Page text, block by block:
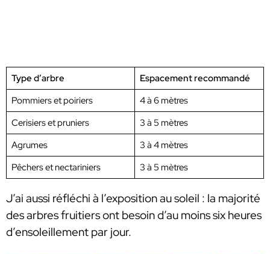
Type d’arbre
Espacement recommandé
Pommiers et poiriers
4 à 6 mètres
Cerisiers et pruniers
3 à 5 mètres
Agrumes
3 à 4 mètres
Pêchers et nectariniers
3 à 5 mètres
J’ai aussi réfléchi à l’exposition au soleil : la majorité
des arbres fruitiers ont besoin d’au moins six heures
d’ensoleillement par jour.